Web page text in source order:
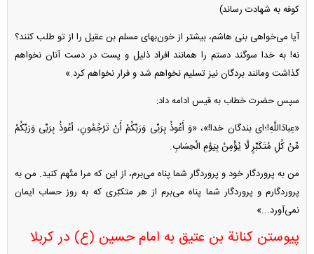
کوفه به شهادت رساند)
آیا می‌خواهی بنی هاشم، بیشتر از خون‌بهای مسلم بن عقیل را از تو طلب کنند؟
نه! به خدا سوگند دستم را همانند افراد ذلیل و پست در دست آنان نخواهم
گذاشت ومانند بردگان نیز تسلیم نخواهم شد و فرار نخواهم کرد.»
سپس حضرت خطاب به قیس ادامه داد:
«عِبادَاللَّهِ!؛‌ای بندگان خدا!»، «وَ أَعُوذُ بِرَبِّی وَرَبِّکُمْ أَنْ تَرْجُمُونِ، أعُوذُ بِرَبِّی وَرَبِّکُمْ
مِّنْ کُلِ مُتَکَبِّرٍ لَّا یُؤْمِنُ بِیَوْمِ الْحِسَابِ.
من به پروردگار خود و پروردگار شما پناه می‌برم، از این که مرا متّهم کنید. من به
پروردگارم و پروردگار شما پناه می‌برم از هر متکبّری که به روز حساب ایمان
نمی‌آورد...»
پیوستن کنانة بن عتیق به امام حسین (ع) در کربلا